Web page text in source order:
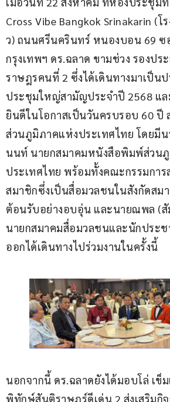
Cross Vibe Bangkok Srinakarin (โ
ว) ถนนศรีนครินทร์ หนองบอน 69 ซ
กรุงเทพฯ ดร.ฉลาด ขามช่วง รองป
ราษฎรคนที่ 2 ซึ่งได้เดินทางมาเป็นป
ประชุมใหญ่สามัญประจำปี 2568 แล
ยินดีในโอกาสเป็นวันครบรอบ 60
ส่วนภูมิภาคแห่งประเทศไทย โดยมี
นนท์ นายกสมาคมหนังสือพิมพ์ส่วน
ประเทศไทย พร้อมทั้งคณะกรรมการ
สมาชิกซึ่งเป็นสื่อมวลชนในสังกัดสม
ต้อนรับอย่างอบอุ่น และนายณพล (
นายกสมาคมสื่อมวลชนและนักประ
ออกได้เดินทางไปร่วมงานในครั้งนี้
นอกจากนี้ ดร.ฉลาดยังได้มอบโล่ เข็
พิทักษ์สันติราษฎร์ดีเด่น 2.ส่งเสริมกิ